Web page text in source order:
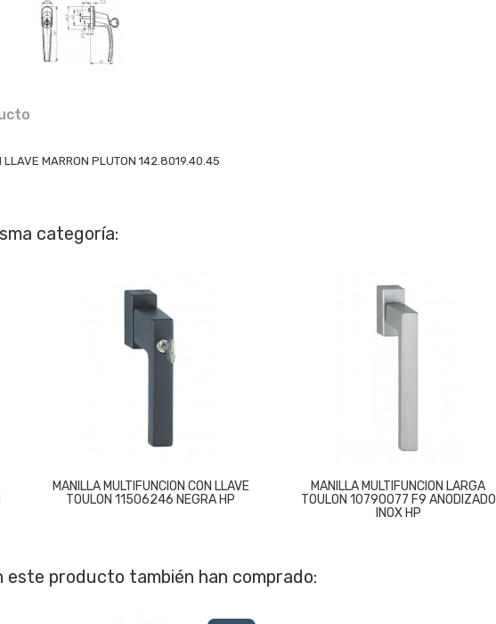
MARRON PLUTON 142.8019.40.45
categoría:
MANILLA MULTIFUNCION CON LLAVE
TOULON 11506246 NEGRA HP
MANILLA MULTIFUNCION LARGA
TOULON 10790077 F9 ANODIZADO
INOX HP
este producto también han comprado: